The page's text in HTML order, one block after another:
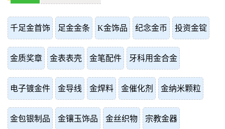
千足金首饰 足金金条 K金饰品 纪念金币 投资金锭
金质奖章 金表表壳 金笔配件 牙科用金合金
电子镀金件 金导线 金焊料 金催化剂 金纳米颗粒
金包银制品 金镶玉饰品 金丝织物 宗教金器